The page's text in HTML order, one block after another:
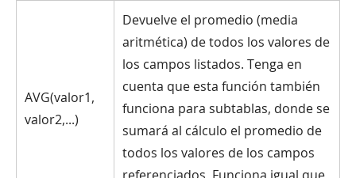
AVG(valor1,
valor2,...)
Devuelve el promedio (media
aritmética) de todos los valores de
los campos listados. Tenga en
cuenta que esta función también
funciona para subtablas, donde se
sumará al cálculo el promedio de
todos los valores de los campos